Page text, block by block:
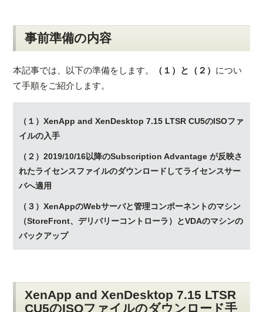
事前準備の内容
本記事では、以下の準備をします。 （１）と（２） につい
て手順をご紹介します。
（１）XenApp and XenDesktop 7.15 LTSR CU5のISOファ
イルの入手
（２）2019/10/16以降のSubscription Advantage が反映さ
れたライセンスファイルのダウンロードしてライセンスサー
バへ適用
（３）XenAppのWebサーバと管理コンポーネントのマシン
（StoreFront、デリバリーコントローラ）とVDAのマシンの
バックアップ
XenApp and XenDesktop 7.15 LTSR
CU5のISOファイルのダウンロード手